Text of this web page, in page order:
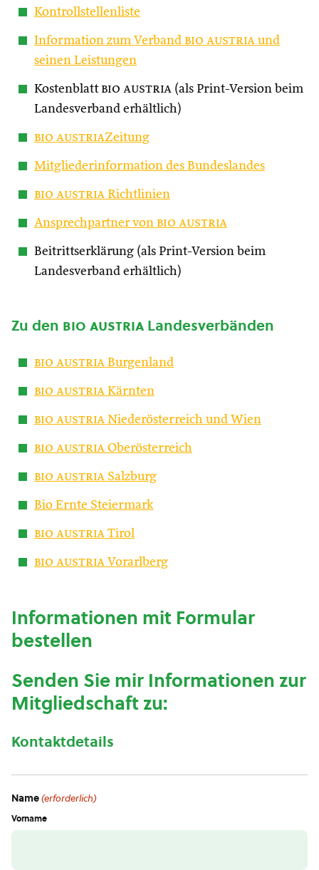
Kontrollstellenliste
Information zum Verband bio austria und
seinen Leistungen
Kostenblatt bio austria (als Print-Version beim
Landesverband erhältlich)
bio austriaZeitung
Mitgliederinformation des Bundeslandes
bio austria Richtlinien
Ansprechpartner von bio austria
Beitrittserklärung (als Print-Version beim
Landesverband erhältlich)
Zu den bio austria Landesverbänden
bio austria Burgenland
bio austria Kärnten
bio austria Niederösterreich und Wien
bio austria Oberösterreich
bio austria Salzburg
Bio Ernte Steiermark
bio austria Tirol
bio austria Vorarlberg
Informationen mit Formular
bestellen
Senden Sie mir Informationen zur
Mitgliedschaft zu:
Kontaktdetails
Name(erforderlich)
Vorname